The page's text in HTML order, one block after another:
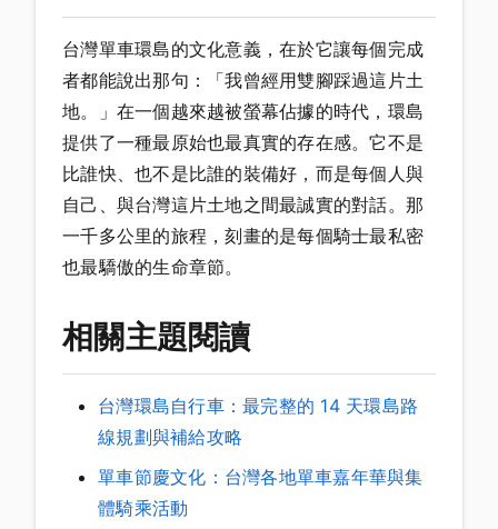
台灣單車環島的文化意義，在於它讓每個完成
者都能說出那句：「我曾經用雙腳踩過這片土
地。」在一個越來越被螢幕佔據的時代，環島
提供了一種最原始也最真實的存在感。它不是
比誰快、也不是比誰的裝備好，而是每個人與
自己、與台灣這片土地之間最誠實的對話。那
一千多公里的旅程，刻畫的是每個騎士最私密
也最驕傲的生命章節。
相關主題閱讀
台灣環島自行車：最完整的 14 天環島路
線規劃與補給攻略
單車節慶文化：台灣各地單車嘉年華與集
體騎乘活動